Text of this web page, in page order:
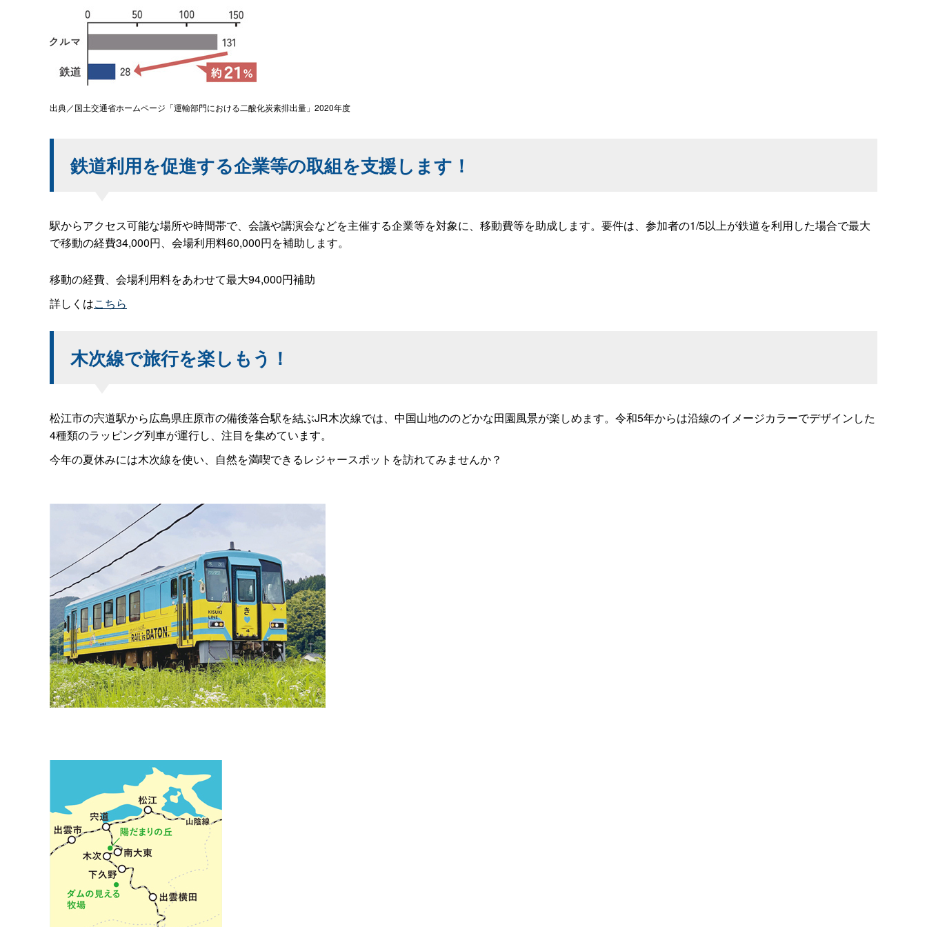
出典／国土交通省ホームページ「運輸部門における二酸化炭素排出量」2020年度
鉄道利用を促進する企業等の取組を支援します！
駅からアクセス可能な場所や時間帯で、会議や講演会などを主催する企業等を対象に、移動費等を助成します。要件は、参加者の1/5以上が鉄道を利用した場合で最大
で移動の経費34,000円、会場利用料60,000円を補助します。
移動の経費、会場利用料をあわせて最大94,000円補助
詳しくはこちら
木次線で旅行を楽しもう！
松江市の宍道駅から広島県庄原市の備後落合駅を結ぶJR木次線では、中国山地ののどかな田園風景が楽しめます。令和5年からは沿線のイメージカラーでデザインした
4種類のラッピング列車が運行し、注目を集めています。
今年の夏休みには木次線を使い、自然を満喫できるレジャースポットを訪れてみませんか？